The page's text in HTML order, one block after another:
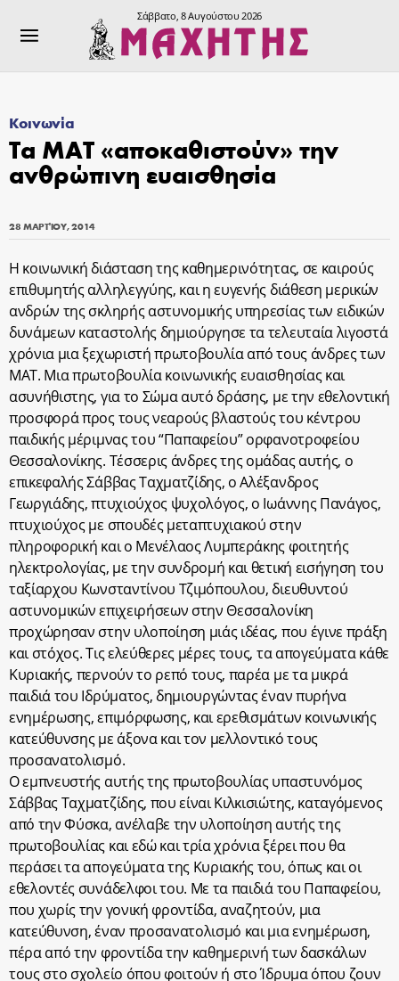
Σάββατο, 8 Αυγούστου 2026
Κοινωνία
Τα ΜΑΤ «αποκαθιστούν» την
ανθρώπινη ευαισθησία
28 ΜΑΡΤΊΟΥ, 2014
Η κοινωνική διάσταση της καθημερινότητας, σε καιρούς
επιθυμητής αλληλεγγύης, και η ευγενής διάθεση μερικών
ανδρών της σκληρής αστυνομικής υπηρεσίας των ειδικών
δυνάμεων καταστολής δημιούργησε τα τελευταία λιγοστά
χρόνια μια ξεχωριστή πρωτοβουλία από τους άνδρες των
ΜΑΤ. Μια πρωτοβουλία κοινωνικής ευαισθησίας και
ασυνήθιστης, για το Σώμα αυτό δράσης, με την εθελοντική
προσφορά προς τους νεαρούς βλαστούς του κέντρου
παιδικής μέριμνας του “Παπαφείου” ορφανοτροφείου
Θεσσαλονίκης. Τέσσερις άνδρες της ομάδας αυτής, ο
επικεφαλής Σάββας Ταχματζίδης, ο Αλέξανδρος
Γεωργιάδης, πτυχιούχος ψυχολόγος, ο Ιωάννης Πανάγος,
πτυχιούχος με σπουδές μεταπτυχιακού στην
πληροφορική και ο Μενέλαος Λυμπεράκης φοιτητής
ηλεκτρολογίας, με την συνδρομή και θετική εισήγηση του
ταξίαρχου Κωνσταντίνου Τζιμόπουλου, διευθυντού
αστυνομικών επιχειρήσεων στην Θεσσαλονίκη
προχώρησαν στην υλοποίηση μιάς ιδέας, που έγινε πράξη
και στόχος. Τις ελεύθερες μέρες τους, τα απογεύματα κάθε
Κυριακής, περνούν το ρεπό τους, παρέα με τα μικρά
παιδιά του Ιδρύματος, δημιουργώντας έναν πυρήνα
ενημέρωσης, επιμόρφωσης, και ερεθισμάτων κοινωνικής
κατεύθυνσης με άξονα και τον μελλοντικό τους
προσανατολισμό.
Ο εμπνευστής αυτής της πρωτοβουλίας υπαστυνόμος
Σάββας Ταχματζίδης, που είναι Κιλκισιώτης, καταγόμενος
από την Φύσκα, ανέλαβε την υλοποίηση αυτής της
πρωτοβουλίας και εδώ και τρία χρόνια ξέρει που θα
περάσει τα απογεύματα της Κυριακής του, όπως και οι
εθελοντές συνάδελφοι του. Με τα παιδιά του Παπαφείου,
που χωρίς την γονική φροντίδα, αναζητούν, μια
κατεύθυνση, έναν προσανατολισμό και μια ενημέρωση,
πέρα από την φροντίδα την καθημερινή των δασκάλων
τους στο σχολείο όπου φοιτούν ή στο Ίδρυμα όπου ζουν